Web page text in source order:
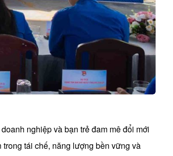
nghiệp và bạn trẻ đam mê đổi mới
tái chế, năng lượng bền vững và